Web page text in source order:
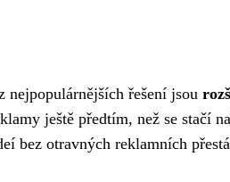
nejpopulárnějších řešení jsou
ještě předtím, než se stačí
bez otravných reklamních